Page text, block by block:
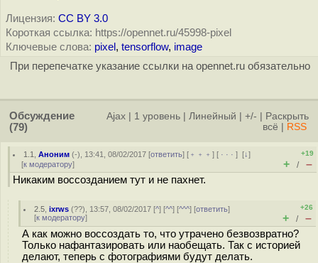
Лицензия: CC BY 3.0
Короткая ссылка: https://opennet.ru/45998-pixel
Ключевые слова: pixel , tensorflow, image
При перепечатке указание ссылки на opennet.ru обязательно
Обсуждение
(79)
Ajax 1 уровень Линейный +/-
Раскрыть
всё
RSS
1.1 ,Аноним (-), 13:41, 08/02/2017 [ответить] [ ﹢﹢﹢] [ · · ·][↓]
[к модератору]
+19
+ / –
Никаким воссозданием тут и не пахнет.
2.5 ,ixrws (??), 13:57, 08/02/2017 [^] [^^] [^^^] [ответить]
[к модератору]
+26
+ / –
А как можно воссоздать то, что утрачено безвозвратно?
Только нафантазировать или наобещать. Так с историей
делают, теперь с фотографиями будут делать.